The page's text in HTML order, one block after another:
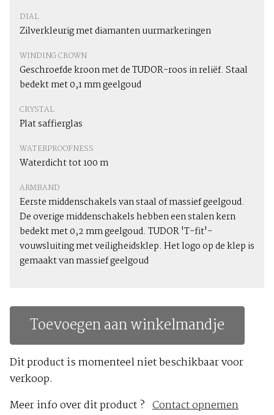
DIAL
Zilverkleurig met diamanten uurmarkeringen
WINDING CROWN
Geschroefde kroon met de TUDOR-roos in reliëf. Staal
bedekt met 0,1 mm geelgoud
CRYSTAL
Plat saffierglas
WATERPROOFNESS
Waterdicht tot 100 m
ARMBAND
Eerste middenschakels van staal of massief geelgoud.
De overige middenschakels hebben een stalen kern
bedekt met 0,2 mm geelgoud. TUDOR 'T-fit'-
vouwsluiting met veiligheidsklep. Het logo op de klep is
gemaakt van massief geelgoud
Toevoegen aan winkelmandje
Dit product is momenteel niet beschikbaar voor
verkoop.
Meer info over dit product ? Contact opnemen